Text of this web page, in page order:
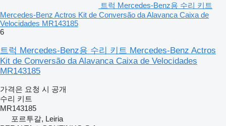
트럭 Mercedes-Benz용 수리 키트
Mercedes-Benz Actros Kit de Conversão da Alavanca Caixa de
Velocidades MR143185
6
트럭 Mercedes-Benz용 수리 키트 Mercedes-Benz Actros
Kit de Conversão da Alavanca Caixa de Velocidades
MR143185
가격은 요청 시 공개
수리 키트
MR143185
포르투갈, Leiria